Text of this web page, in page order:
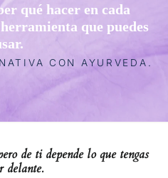
qué hacer en cada
que puedes
CON AYURVEDA.
de ti depende lo que tengas
delante.